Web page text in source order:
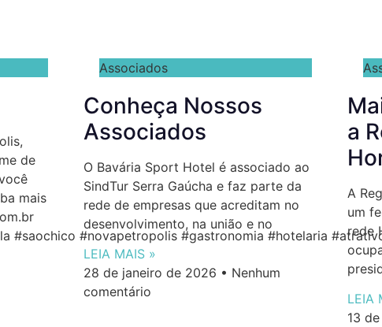
de
mais
#saochico #novapetropolis #gastronomia #hotelaria
Associados
Conheça Nossos
Associados
O Bavária Sport Hotel é associado ao
SindTur Serra Gaúcha e faz parte da
rede de empresas que acreditam no
desenvolvimento, na união e no
LEIA MAIS »
28 de janeiro de 2026
Nenhum
comentário
a
A
um
rede
LEIA
13